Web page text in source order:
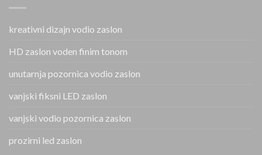
kreativni dizajn vodio zaslon
HD zaslon voden finim tonom
unutarnja pozornica vodio zaslon
vanjski fiksni LED zaslon
vanjski vodio pozornica zaslon
prozirni led zaslon